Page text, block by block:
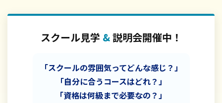
スクール見学 &説明会開催中！
「スクールの雰囲気ってどんな感じ？」
「自分に合うコースはどれ？」
「資格は何級まで必要なの？」